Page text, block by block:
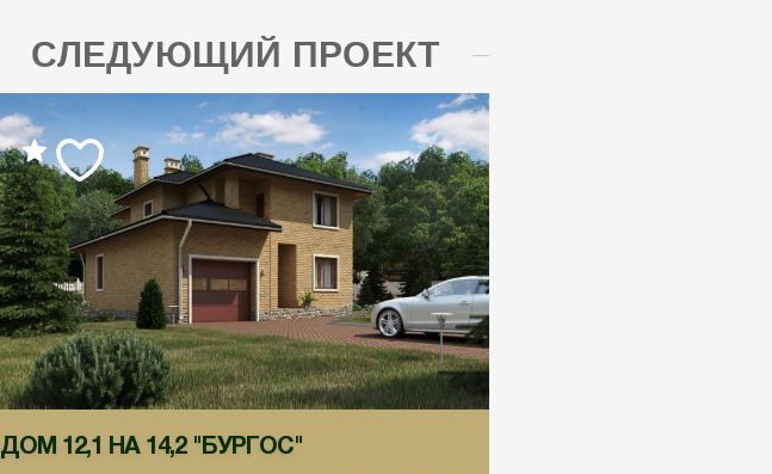
СЛЕДУЮЩИЙ ПРОЕКТ
ДОМ 12,1 НА 14,2 "БУРГОС"